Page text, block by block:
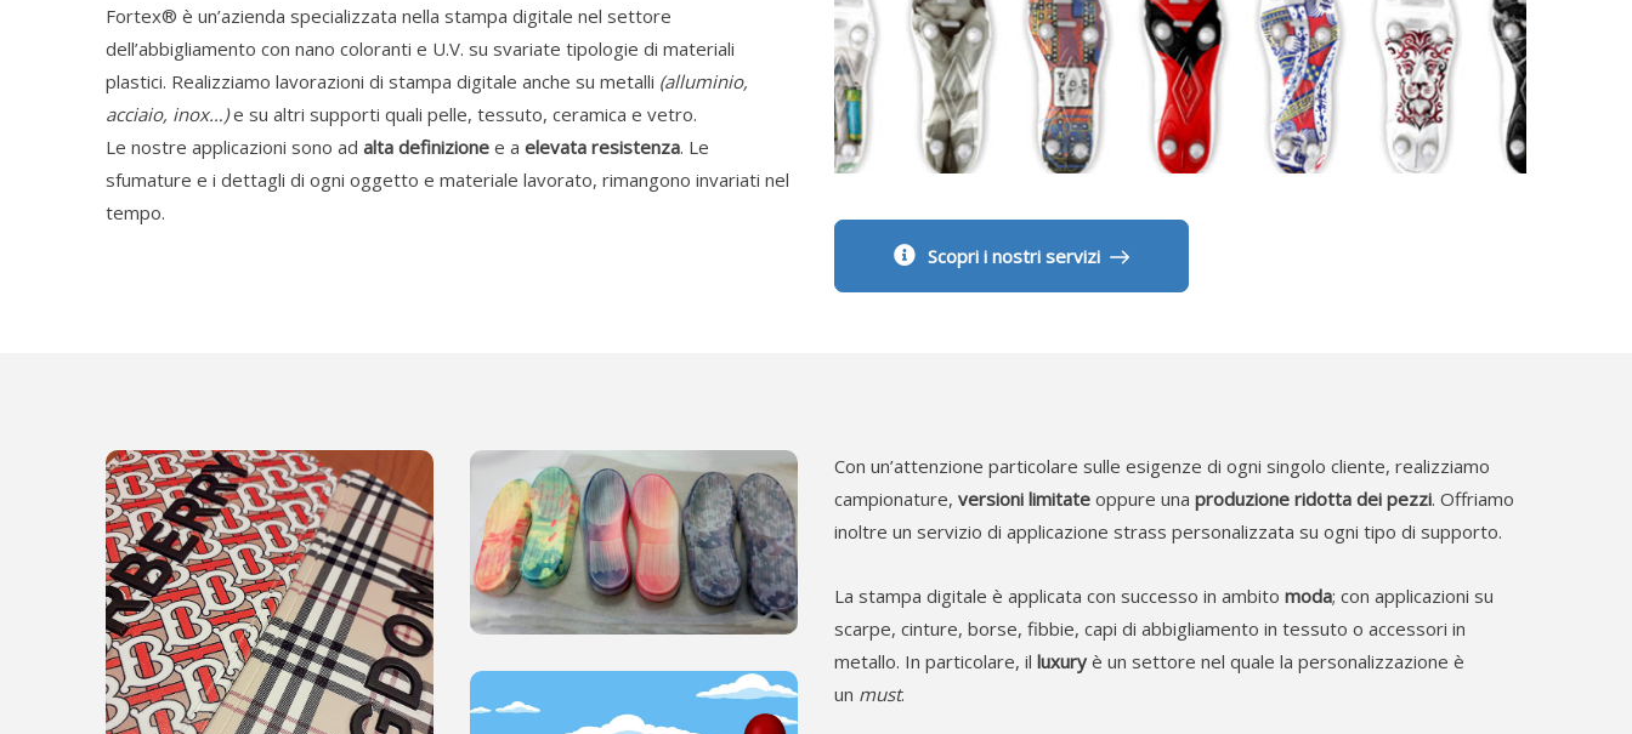
Fortex® è un’azienda specializzata nella stampa digitale nel settore
dell’abbigliamento con nano coloranti e U.V. su svariate tipologie di materiali
plastici. Realizziamo lavorazioni di stampa digitale anche su metalli (alluminio,
acciaio, inox…)e su altri supporti quali pelle, tessuto, ceramica e vetro.
Le nostre applicazioni sono ad alta definizione e a elevata resistenza. Le
sfumature e i dettagli di ogni oggetto e materiale lavorato, rimangono invariati nel
tempo.
Scopri i nostri servizi
Con un’attenzione particolare sulle esigenze di ogni singolo cliente, realizziamo
campionature, versioni limitate oppure una produzione ridotta dei pezzi. Offriamo
inoltre un servizio di applicazione strass personalizzata su ogni tipo di supporto.
La stampa digitale è applicata con successo in ambito moda; con applicazioni su
scarpe, cinture, borse, fibbie, capi di abbigliamento in tessuto o accessori in
metallo. In particolare, il luxury è un settore nel quale la personalizzazione è
un must.